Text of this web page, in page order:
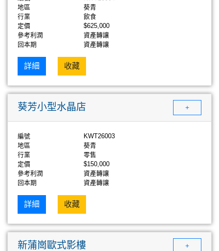
地區
葵青
行業
飲食
定價
$625,000
參考利潤
資產轉讓
回本期
資產轉讓
詳細 收藏
葵芳小型水晶店 +
編號
KWT26003
地區
葵青
行業
零售
定價
$150,000
參考利潤
資產轉讓
回本期
資產轉讓
詳細 收藏
新蒲崗歐式影樓 +